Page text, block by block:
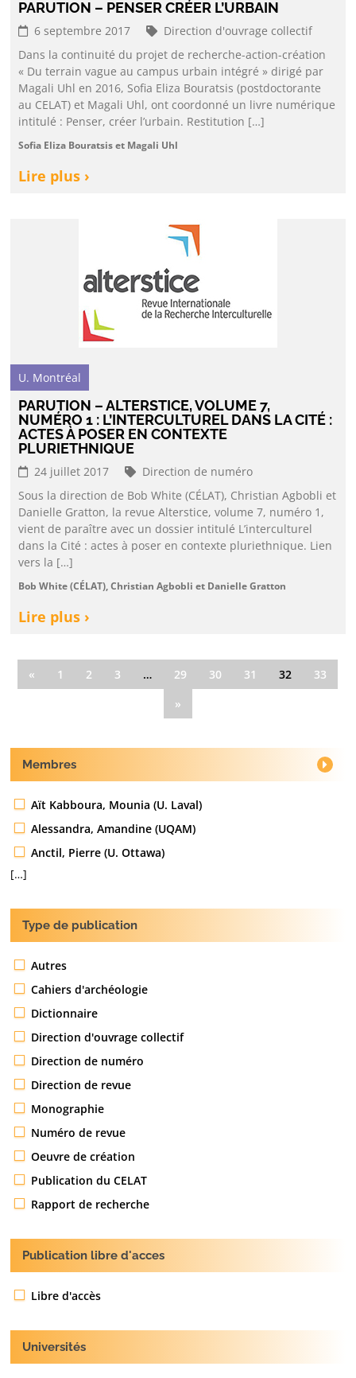
PARUTION – PENSER CRÉER L’URBAIN
6 septembre 2017
Direction d'ouvrage collectif
Dans la continuité du projet de recherche-action-création
« Du terrain vague au campus urbain intégré » dirigé par
Magali Uhl en 2016, Sofia Eliza Bouratsis (postdoctorante
au CELAT) et Magali Uhl, ont coordonné un livre numérique
intitulé : Penser, créer l’urbain. Restitution […]
Sofia Eliza Bouratsis et Magali Uhl
Lire plus ›
U. Montréal
PARUTION – ALTERSTICE, VOLUME 7,
NUMÉRO 1 : L’INTERCULTUREL DANS LA CITÉ :
ACTES À POSER EN CONTEXTE
PLURIETHNIQUE
24 juillet 2017
Direction de numéro
Sous la direction de Bob White (CÉLAT), Christian Agbobli et
Danielle Gratton, la revue Alterstice, volume 7, numéro 1,
vient de paraître avec un dossier intitulé L’interculturel
dans la Cité : actes à poser en contexte pluriethnique. Lien
vers la […]
Bob White (CÉLAT), Christian Agbobli et Danielle Gratton
Lire plus ›
« 1 2 3 … 29 30 31 32
33
»
Membres
Aït Kabboura, Mounia (U. Laval)
Alessandra, Amandine (UQAM)
Anctil, Pierre (U. Ottawa)
[…]
Type de publication
Autres
Cahiers d'archéologie
Dictionnaire
Direction d'ouvrage collectif
Direction de numéro
Direction de revue
Monographie
Numéro de revue
Oeuvre de création
Publication du CELAT
Rapport de recherche
Publication libre d'acces
Libre d'accès
Universités